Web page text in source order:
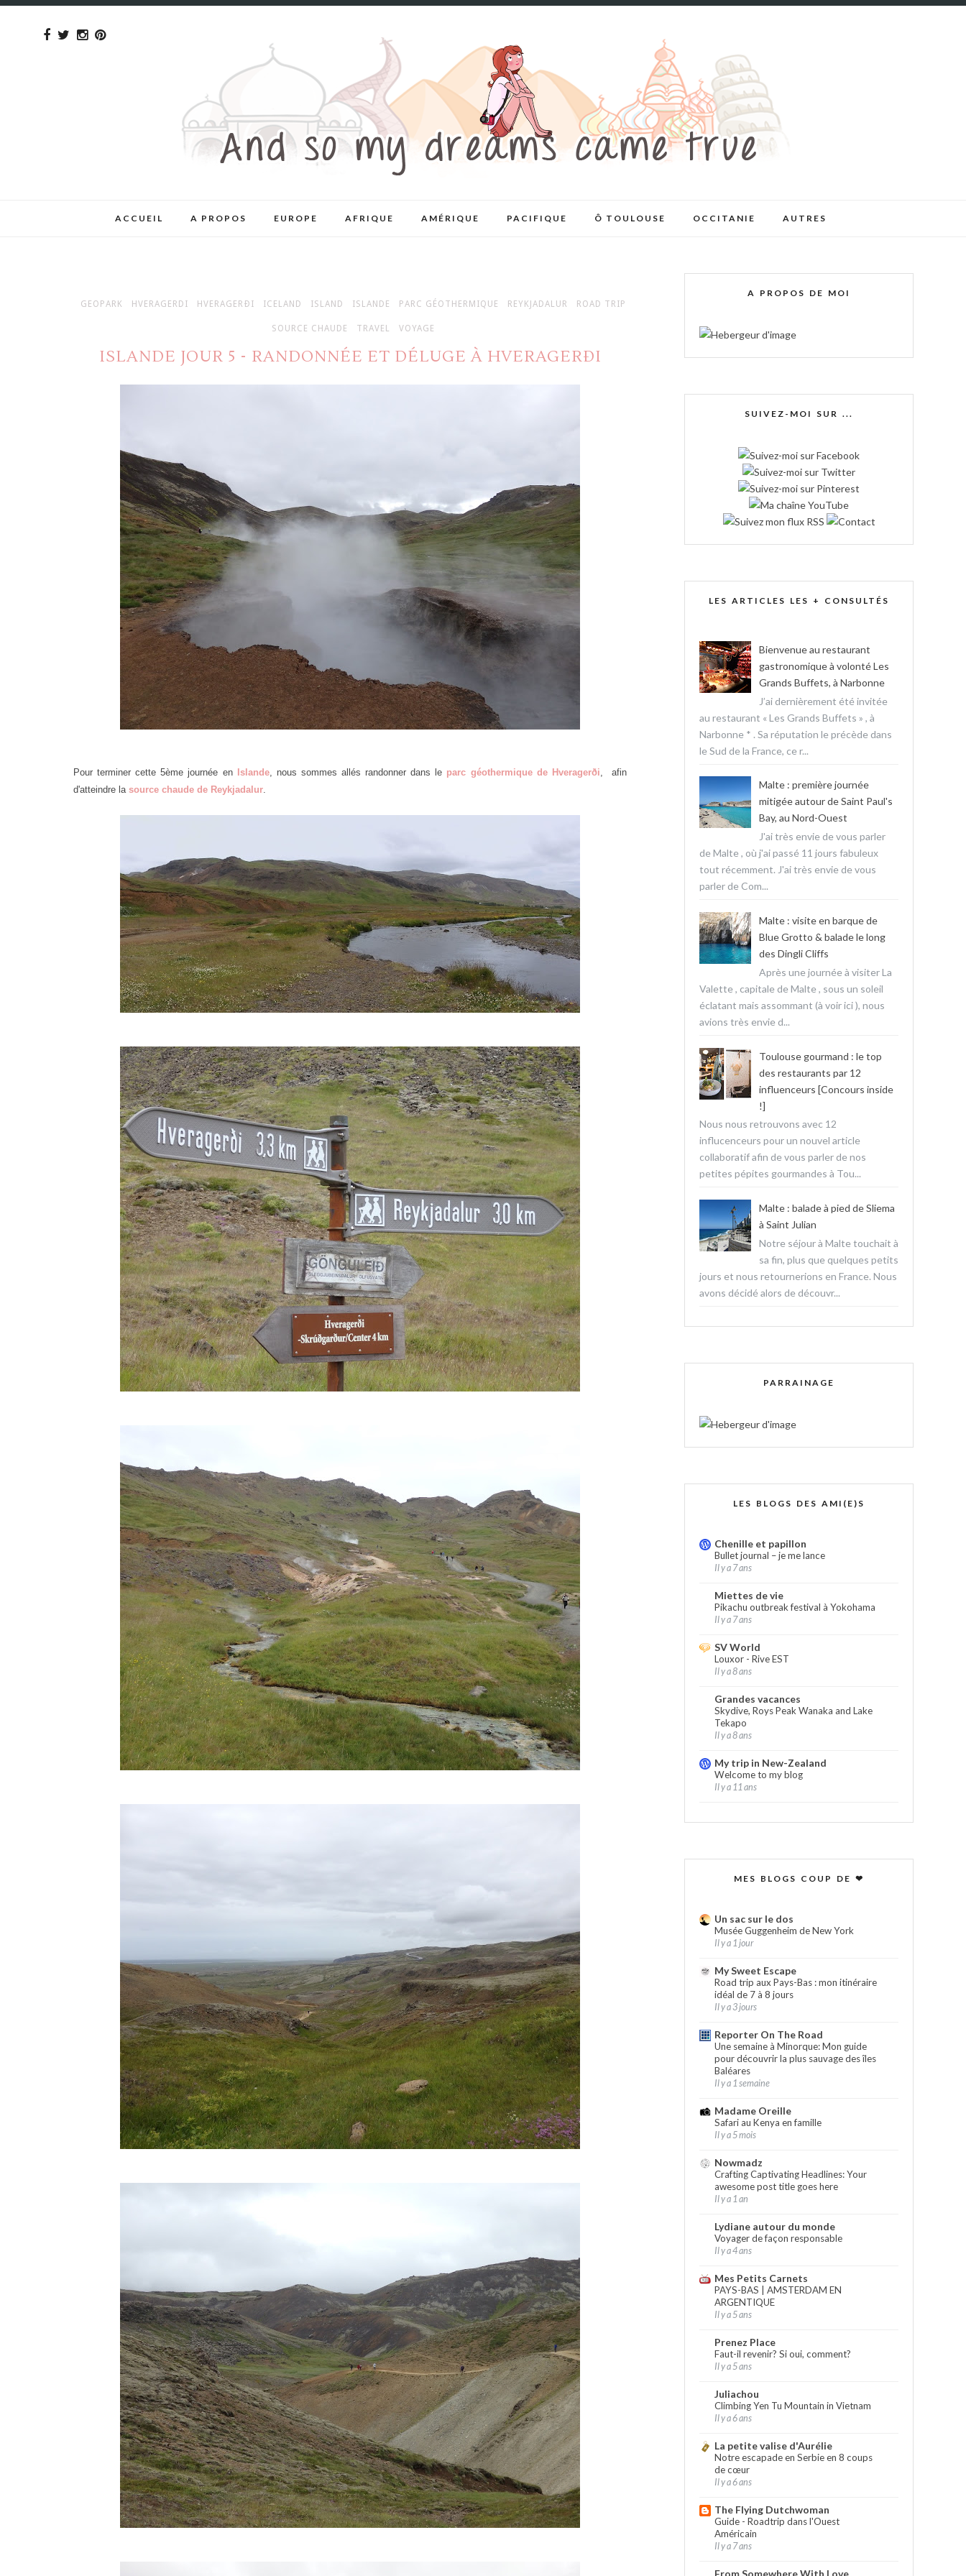
ACCUEIL A PROPOS EUROPE AFRIQUE AMÉRIQUE PACIFIQUE Ô TOULOUSE OCCITANIE AUTRES
GEOPARK HVERAGERDI HVERAGERÐI ICELAND ISLAND ISLANDE PARC GÉOTHERMIQUE REYKJADALUR ROAD TRIP
SOURCE CHAUDE TRAVEL VOYAGE
ISLANDE JOUR 5 - RANDONNÉE ET DÉLUGE À HVERAGERÐI
Pour terminer cette 5ème journée en Islande, nous sommes allés randonner dans le parc géothermique de Hveragerði, afin
d'atteindre la source chaude de Reykjadalur.
A PROPOS DE MOI
SUIVEZ-MOI SUR ...
LES ARTICLES LES + CONSULTÉS
Bienvenue au restaurant
gastronomique à volonté Les
Grands Buffets, à Narbonne
J’ai dernièrement été invitée
au restaurant « Les Grands Buffets » , à
Narbonne * . Sa réputation le précède dans
le Sud de la France, ce r...
Malte : première journée
mitigée autour de Saint Paul's
Bay, au Nord-Ouest
J'ai très envie de vous parler
de Malte , où j'ai passé 11 jours fabuleux
tout récemment. J'ai très envie de vous
parler de Com...
Malte : visite en barque de
Blue Grotto & balade le long
des Dingli Cliffs
Après une journée à visiter La
Valette , capitale de Malte , sous un soleil
éclatant mais assommant (à voir ici ), nous
avions très envie d...
Toulouse gourmand : le top
des restaurants par 12
influenceurs [Concours inside
!]
Nous nous retrouvons avec 12
influcenceurs pour un nouvel article
collaboratif afin de vous parler de nos
petites pépites gourmandes à Tou...
Malte : balade à pied de Sliema
à Saint Julian
Notre séjour à Malte touchait à
sa fin, plus que quelques petits
jours et nous retournerions en France. Nous
avons décidé alors de découvr...
PARRAINAGE
LES BLOGS DES AMI(E)S
Chenille et papillon
Bullet journal – je me lance
Il y a 7 ans
Miettes de vie
Pikachu outbreak festival à Yokohama
Il y a 7 ans
SV World
Louxor - Rive EST
Il y a 8 ans
Grandes vacances
Skydive, Roys Peak Wanaka and Lake
Tekapo
Il y a 8 ans
My trip in New-Zealand
Welcome to my blog
Il y a 11 ans
MES BLOGS COUP DE ❤
Un sac sur le dos
Musée Guggenheim de New York
Il y a 1 jour
My Sweet Escape
Road trip aux Pays-Bas : mon itinéraire
idéal de 7 à 8 jours
Il y a 3 jours
Reporter On The Road
Une semaine à Minorque: Mon guide
pour découvrir la plus sauvage des îles
Baléares
Il y a 1 semaine
Madame Oreille
Safari au Kenya en famille
Il y a 5 mois
Nowmadz
Crafting Captivating Headlines: Your
awesome post title goes here
Il y a 1 an
Lydiane autour du monde
Voyager de façon responsable
Il y a 4 ans
Mes Petits Carnets
PAYS-BAS | AMSTERDAM EN
ARGENTIQUE
Il y a 5 ans
Prenez Place
Faut-il revenir? Si oui, comment?
Il y a 5 ans
Juliachou
Climbing Yen Tu Mountain in Vietnam
Il y a 6 ans
La petite valise d'Aurélie
Notre escapade en Serbie en 8 coups
de cœur
Il y a 6 ans
The Flying Dutchwoman
Guide - Roadtrip dans l'Ouest
Américain
Il y a 7 ans
From Somewhere With Love